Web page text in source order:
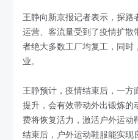
王静向新京报记者表示，探路
运营、客流量受到了疫情扩散
者绝大多数工厂均复工，同时
业。
王静预计，疫情结束后，一
提升，会有效带动外出锻炼的
费将恢复活力，激活户外运
结束后，户外运动鞋服能实现